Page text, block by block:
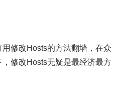
修改Hosts的方法翻墙，在众
修改Hosts无疑是最经济最方